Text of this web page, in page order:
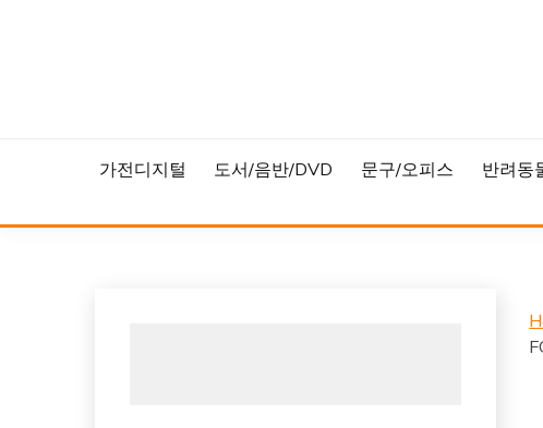
가전디지털 도서/음반/DVD 문구/오피스 반려동